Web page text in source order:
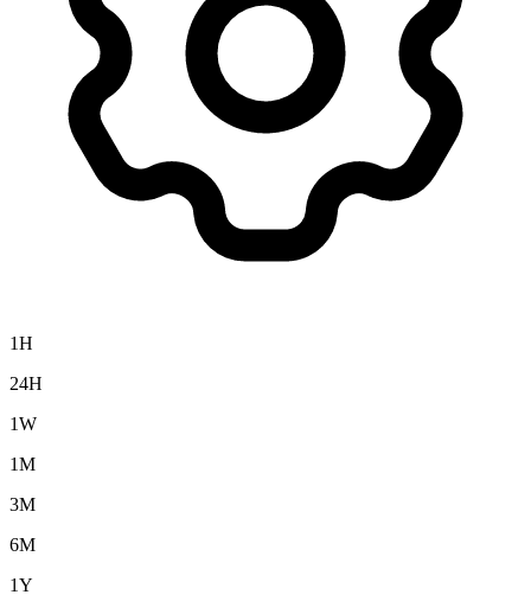
1H
24H
1W
1M
3M
6M
1Y